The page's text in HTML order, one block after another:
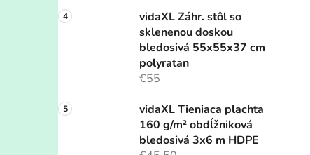
vidaXL Záhr. stôl so
sklenenou doskou
bledosivá 55x55x37 cm
polyratan
€55
vidaXL Tieniaca plachta
160 g/m² obdĺžniková
bledosivá 3x6 m HDPE